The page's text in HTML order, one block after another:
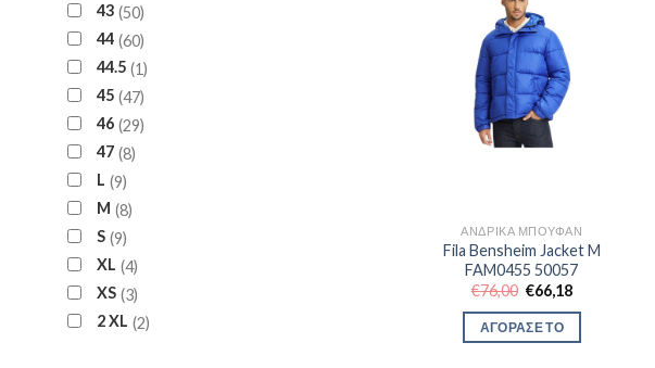
43 50
44 60
44.5 1
45 47
46 29
47 8
L 9
M 8
S 9
XL 4
XS 3
2 XL 2
ΑΝΔΡΙΚΆ ΜΠΟΥΦΆΝ
Fila Bensheim Jacket M
FAM0455 50057
€76,00 Original
price
was:
€76,00.
€66,18Η
τιμή
ΑΓΟΡΑΣΕ ΤΟ